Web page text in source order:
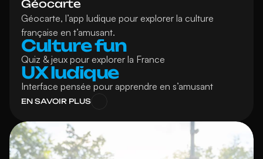
Géocarte
Géocarte, l’app ludique pour explorer la culture
française en t’amusant.
Culture fun
Quiz & jeux pour explorer la France
UX ludique
Interface pensée pour apprendre en s’amusant
EN SAVOIR PLUS